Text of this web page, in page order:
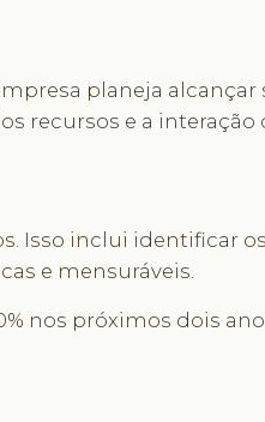
planeja alcançar
recursos e a interação
Isso inclui identificar
e mensuráveis.
nos próximos dois